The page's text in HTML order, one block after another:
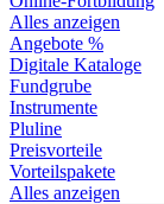
Alles anzeigen
Angebote %
Digitale Kataloge
Fundgrube
Instrumente
Pluline
Preisvorteile
Vorteilspakete
Alles anzeigen